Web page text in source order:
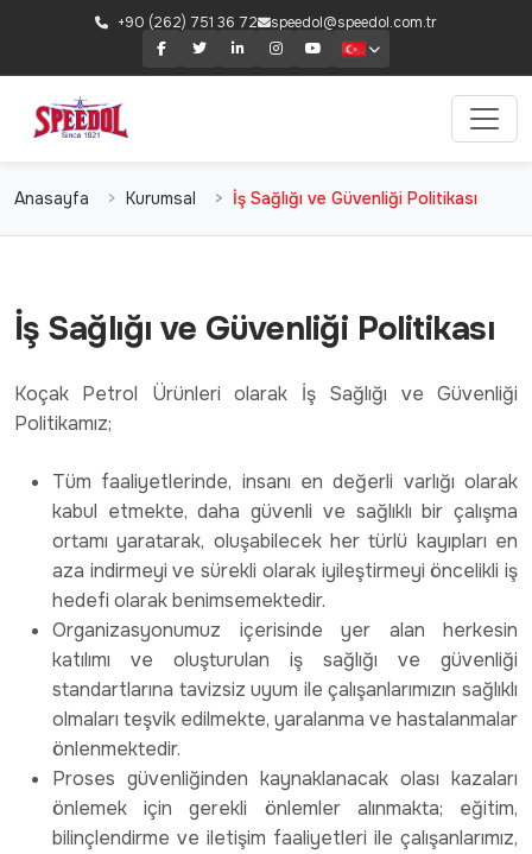
+90 (262) 751 36 72 speedol@speedol.com.tr
Anasayfa Kurumsal İş Sağlığı ve Güvenliği Politikası
İş Sağlığı ve Güvenliği Politikası
Koçak Petrol Ürünleri olarak İş Sağlığı ve Güvenliği
Politikamız;
Tüm faaliyetlerinde, insanı en değerli varlığı olarak
kabul etmekte, daha güvenli ve sağlıklı bir çalışma
ortamı yaratarak, oluşabilecek her türlü kayıpları en
aza indirmeyi ve sürekli olarak iyileştirmeyi öncelikli iş
hedefi olarak benimsemektedir.
Organizasyonumuz içerisinde yer alan herkesin
katılımı ve oluşturulan iş sağlığı ve güvenliği
standartlarına tavizsiz uyum ile çalışanlarımızın sağlıklı
olmaları teşvik edilmekte, yaralanma ve hastalanmalar
önlenmektedir.
Proses güvenliğinden kaynaklanacak olası kazaları
önlemek için gerekli önlemler alınmakta; eğitim,
bilinçlendirme ve iletişim faaliyetleri ile çalışanlarımız,